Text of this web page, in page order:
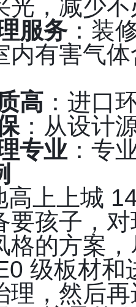
光，减少
服务：装
内有害气
高 ：进口
：从设计
专业 ：专
高上上城
要孩子，
格的方案
级板材
理，然后